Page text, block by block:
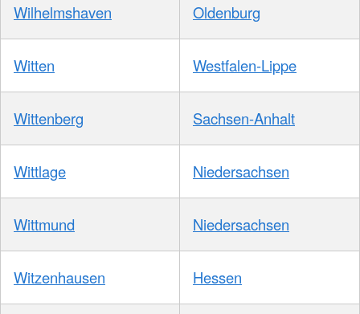
Wilhelmshaven Oldenburg
Witten Westfalen-Lippe
Wittenberg Sachsen-Anhalt
Wittlage Niedersachsen
Wittmund Niedersachsen
Witzenhausen Hessen